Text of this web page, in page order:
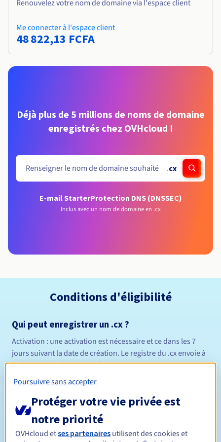
Renouvelez votre nom de domaine via l'espace client
Me connecter à l'espace client
48 822,13 FCFA
Déjà plus de 5 millions de noms de domaine
enregistrés chez OVHcloud !
.cx
E-mail StarterProtection DNS (DNSSEC)
Inclus avec un nom de domaine en .cx
Conditions d'éligibilité
Qui peut enregistrer un .cx ?
Activation : une activation est nécessaire et cedans les 7
jourssuivant la date de création. Le registre du .cx envoie à
l'adresse e-mail du propriétaire un message contenant un
lien d'activation, lui permettant de confirmer que ses
informations sont correctes. Si vous ne validez pas votre
domaine, le registre procédera à sa suppression, sans
remboursement possible.
Règles de gestion et notifications
Poursuivre sans accepter
Protéger votre vie privée est
notre priorité
OVHcloud etses partenaires utilisent des cookies et